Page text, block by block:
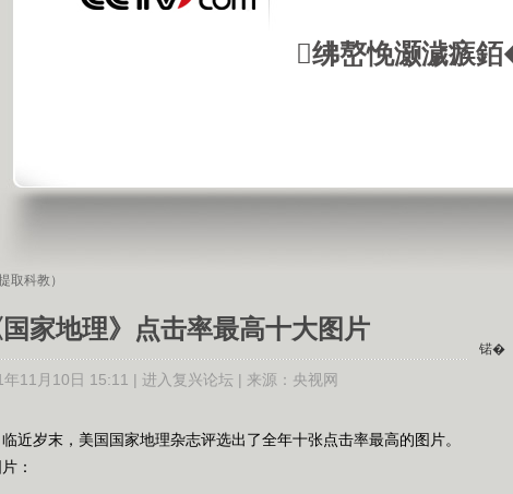
绋嶅悗灏濊瘯
取科教）
锘�
国家地理》点击率最高十大图片
年11月10日 15:11 | 进入复兴论坛| 来源： 央视网
末，美国国家地理杂志评选出了全年十张点击率最高的图片。
：